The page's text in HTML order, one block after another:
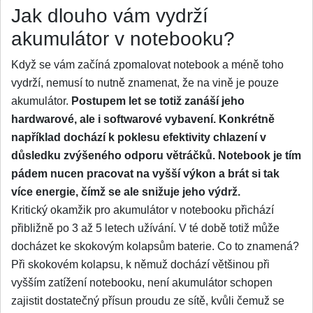
Jak dlouho vám vydrží
akumulátor v notebooku?
Když se vám začíná zpomalovat notebook a méně toho
vydrží, nemusí to nutně znamenat, že na vině je pouze
akumulátor. Postupem let se totiž zanáší jeho
hardwarové, ale i softwarové vybavení. Konkrétně
například dochází k poklesu efektivity chlazení v
důsledku zvýšeného odporu větráčků. Notebook je tím
pádem nucen pracovat na vyšší výkon a brát si tak
více energie, čímž se ale snižuje jeho výdrž.
Kritický okamžik pro akumulátor v notebooku přichází
přibližně po 3 až 5 letech užívání. V té době totiž může
docházet ke skokovým kolapsům baterie. Co to znamená?
Při skokovém kolapsu, k němuž dochází většinou při
vyšším zatížení notebooku, není akumulátor schopen
zajistit dostatečný přísun proudu ze sítě, kvůli čemuž se